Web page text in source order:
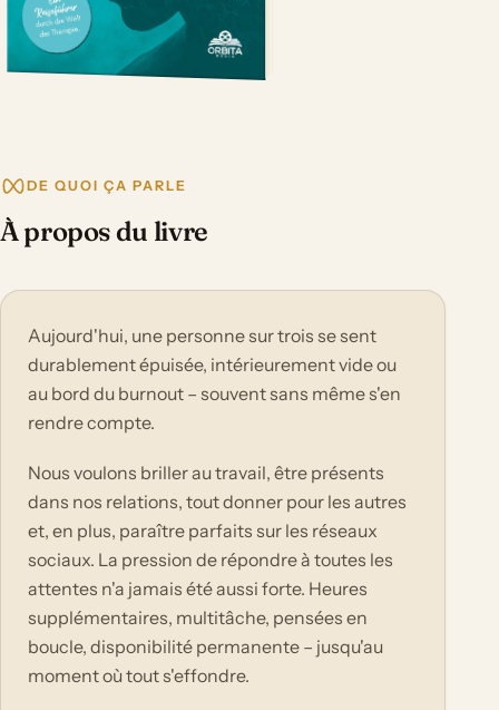
DE QUOI ÇA PARLE
À propos du livre
Aujourd'hui, une personne sur trois se sent
durablement épuisée, intérieurement vide ou
au bord du burnout – souvent sans même s'en
rendre compte.
Nous voulons briller au travail, être présents
dans nos relations, tout donner pour les autres
et, en plus, paraître parfaits sur les réseaux
sociaux. La pression de répondre à toutes les
attentes n'a jamais été aussi forte. Heures
supplémentaires, multitâche, pensées en
boucle, disponibilité permanente – jusqu'au
moment où tout s'effondre.